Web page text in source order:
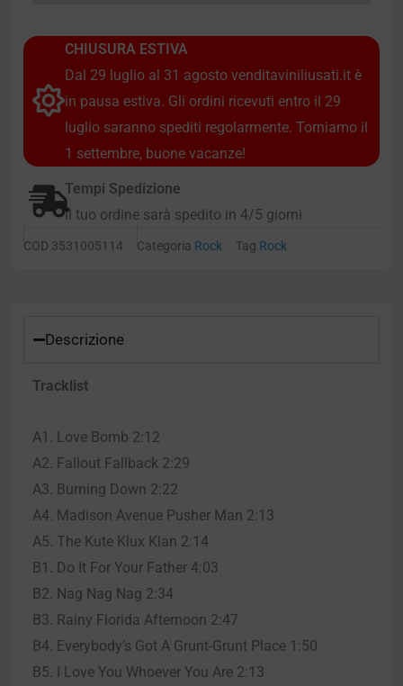
CHIUSURA ESTIVA
Dal 29 luglio al 31 agosto venditaviniliusati.it è
in pausa estiva. Gli ordini ricevuti entro il 29
luglio saranno spediti regolarmente. Torniamo il
1 settembre, buone vacanze!
Tempi Spedizione
Il tuo ordine sarà spedito in 4/5 giorni
COD 3531005114 Categoria Rock Tag Rock
Descrizione
Tracklist
A1. Love Bomb 2:12
A2. Fallout Fallback 2:29
A3. Burning Down 2:22
A4. Madison Avenue Pusher Man 2:13
A5. The Kute Klux Klan 2:14
B1. Do It For Your Father 4:03
B2. Nag Nag Nag 2:34
B3. Rainy Florida Afternoon 2:47
B4. Everybody’s Got A Grunt-Grunt Place 1:50
B5. I Love You Whoever You Are 2:13